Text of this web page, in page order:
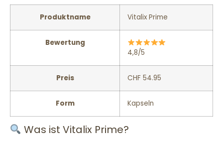
Produktname Vitalix Prime
Bewertung
4,8/5
Preis CHF 54.95
Form Kapseln
Was ist Vitalix Prime?